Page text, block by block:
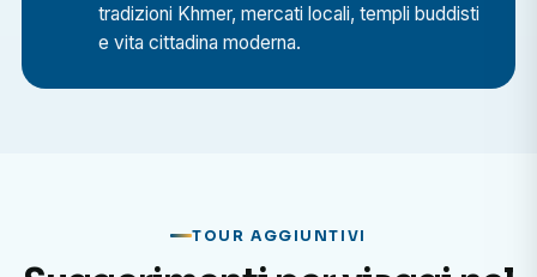
tradizioni Khmer, mercati locali, templi buddisti
e vita cittadina moderna.
TOUR AGGIUNTIVI